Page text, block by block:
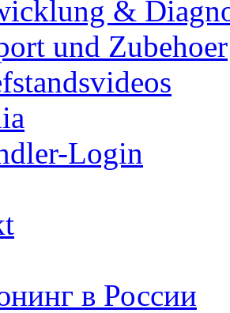
&
und Zubehoer
Login
в России